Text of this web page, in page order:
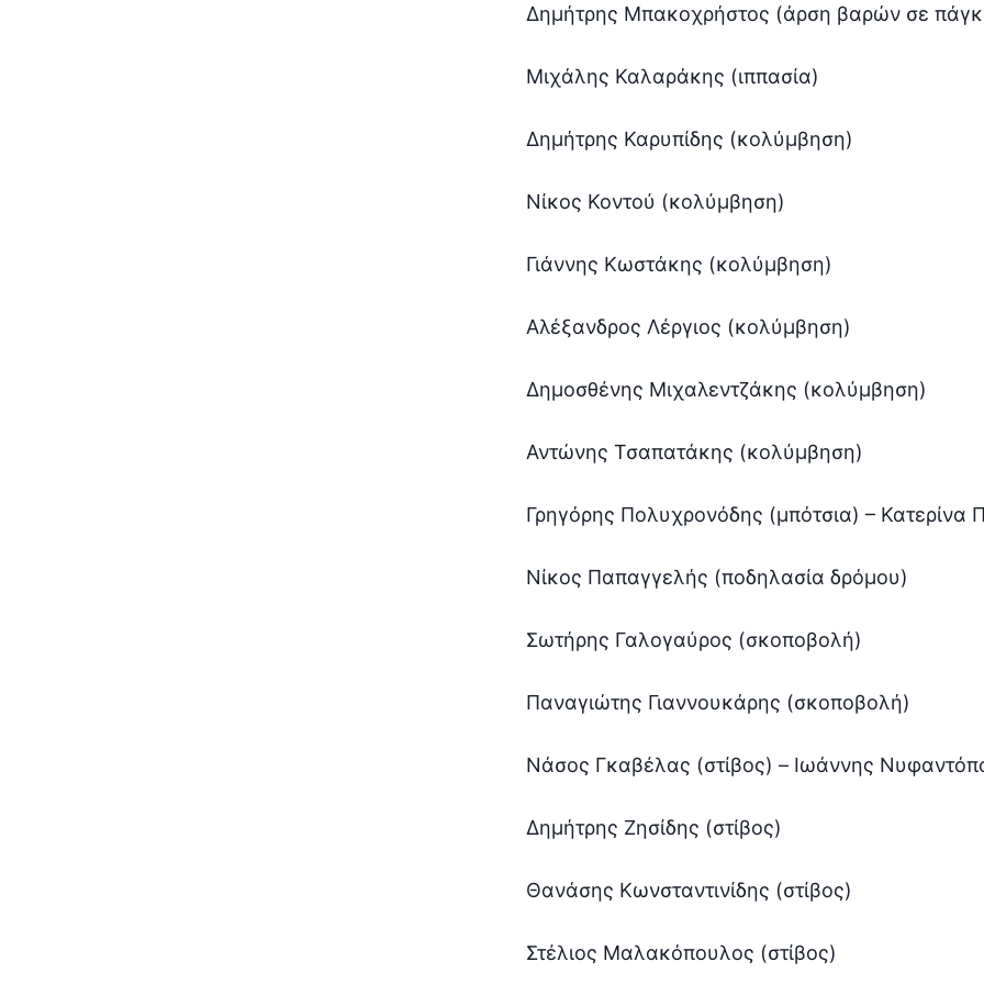
Δημήτρης Μπακοχρήστος (άρση βαρών σε
Μιχάλης Καλαράκης (ιππασία)
Δημήτρης Καρυπίδης (κολύμβηση)
Νίκος Κοντού (κολύμβηση)
Γιάννης Κωστάκης (κολύμβηση)
Αλέξανδρος Λέργιος (κολύμβηση)
Δημοσθένης Μιχαλεντζάκης (κολύμβηση)
Αντώνης Τσαπατάκης (κολύμβηση)
Γρηγόρης Πολυχρονόδης (μπότσια) –
Νίκος Παπαγγελής (ποδηλασία δρόμου)
Σωτήρης Γαλογαύρος (σκοποβολή)
Παναγιώτης Γιαννουκάρης (σκοποβολή)
Νάσος Γκαβέλας (στίβος) – Ιωάννης
Δημήτρης Ζησίδης (στίβος)
Θανάσης Κωνσταντινίδης (στίβος)
Στέλιος Μαλακόπουλος (στίβος)